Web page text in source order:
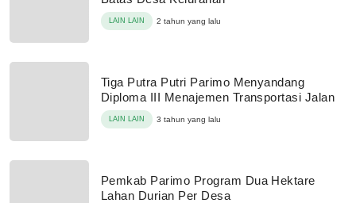
LAIN LAIN 2 tahun yang lalu
Tiga Putra Putri Parimo Menyandang
Diploma III Menajemen Transportasi Jalan
LAIN LAIN 3 tahun yang lalu
Pemkab Parimo Program Dua Hektare
Lahan Durian Per Desa